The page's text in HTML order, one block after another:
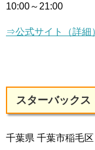
10:00～21:00
⇒公式サイト（詳細
スターバックス
千葉県 千葉市稲毛